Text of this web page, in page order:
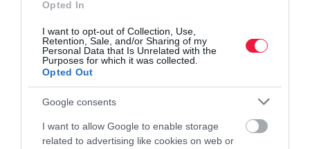
Opted In
I want to opt-out of Collection, Use,
Retention, Sale, and/or Sharing of my
Personal Data that Is Unrelated with the
Purposes for which it was collected.
Opted Out
Google consents
I want to allow Google to enable storage
related to advertising like cookies on web or